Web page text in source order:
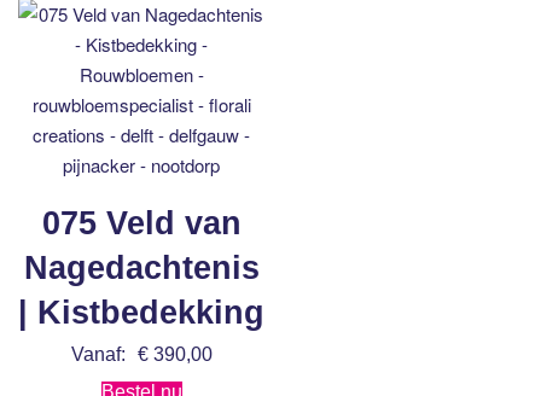
075 Veld van
Nagedachtenis
| Kistbedekking
Vanaf: €390,00
Bestel nu